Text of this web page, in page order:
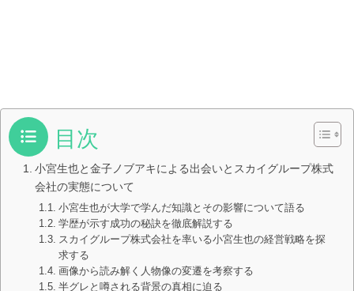
目次
小宮生也と金子ノブアキによる出会いとスカイグループ株式
会社の実態について
小宮生也が大学で学んだ知識とその影響について語る
学歴が示す成功の秘訣を徹底解説する
スカイグループ株式会社を率いる小宮生也の経営戦略を探
求する
画像から読み解く人物像の変遷を考察する
半グレと噂される背景の真相に迫る